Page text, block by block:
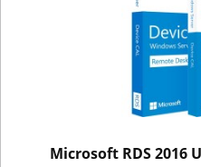
Microsoft RDS 2016